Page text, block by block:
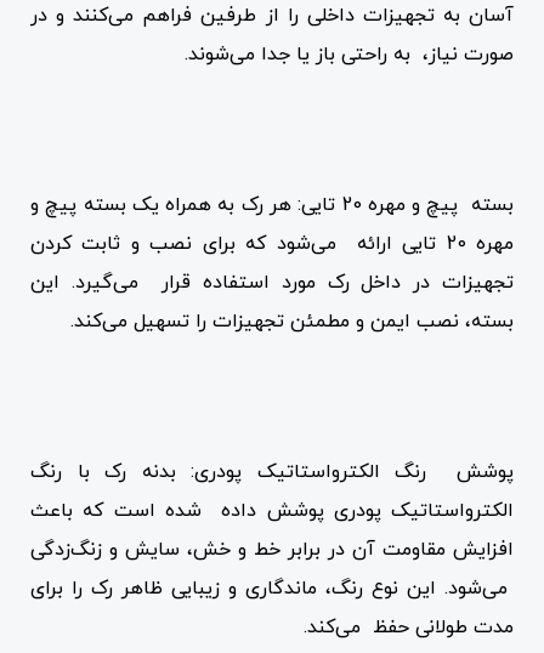
آسان به تجهیزات داخلی را از طرفین فراهم می‌کنند و در
صورت نیاز، به راحتی باز یا جدا می‌شوند.
بسته پیچ و مهره 20 تایی: هر رک به همراه یک بسته پیچ و
مهره 20 تایی ارائه می‌شود که برای نصب و ثابت کردن
تجهیزات در داخل رک مورد استفاده قرار می‌گیرد. این
بسته، نصب ایمن و مطمئن تجهیزات را تسهیل می‌کند.
پوشش رنگ الکترواستاتیک پودری: بدنه رک با رنگ
الکترواستاتیک پودری پوشش داده شده است که باعث
افزایش مقاومت آن در برابر خط و خش، سایش و زنگ‌زدگی
می‌شود. این نوع رنگ، ماندگاری و زیبایی ظاهر رک را برای
مدت طولانی حفظ می‌کند.